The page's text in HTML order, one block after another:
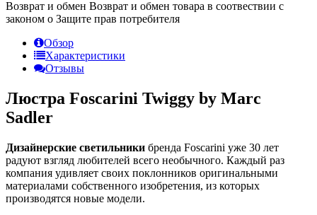
Возврат и обмен Возврат и обмен товара в соотвествии с
законом о Защите прав потребителя
Обзор
Характеристики
Отзывы
Люстра Foscarini Twiggy by Marc
Sadler
Дизайнерские светильники бренда Foscarini уже 30 лет
радуют взгляд любителей всего необычного. Каждый раз
компания удивляет своих поклонников оригинальными
материалами собственного изобретения, из которых
производятся новые модели.